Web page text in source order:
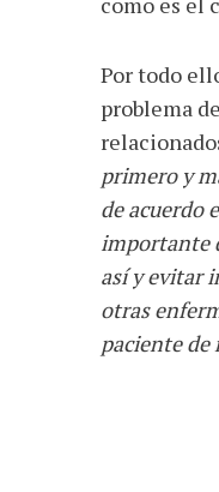
Por todo
problema
primero y
de acuerdo
importante
así y evitar
otras
paciente